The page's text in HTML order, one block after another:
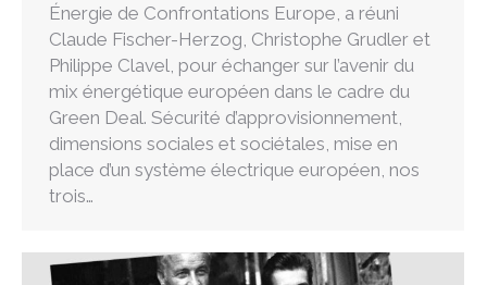
Énergie de Confrontations Europe, a réuni
Claude Fischer-Herzog, Christophe Grudler et
Philippe Clavel, pour échanger sur l’avenir du
mix énergétique européen dans le cadre du
Green Deal. Sécurité d’approvisionnement,
dimensions sociales et sociétales, mise en
place d’un système électrique européen, nos
trois…